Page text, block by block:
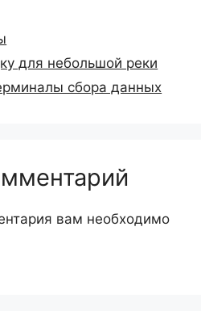
для небольшой реки
сбора данных
вам необходимо